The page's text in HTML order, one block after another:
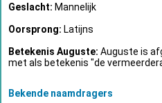
Geslacht: Mannelijk
Oorsprong: Latijns
Betekenis Auguste: Auguste is
met als betekenis "de
Bekende naamdragers